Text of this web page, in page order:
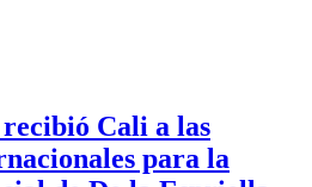
Cali a las
para la